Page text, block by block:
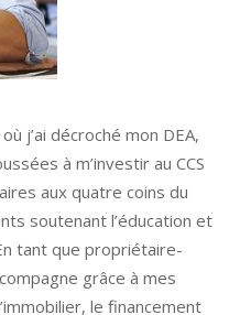
j’ai décroché mon DEA,
à m’investir au CCS
aux quatre coins du
soutenant l’éducation et
tant que propriétaire-
grâce à mes
le financement